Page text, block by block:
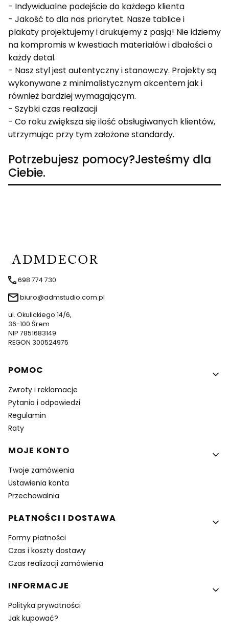
- Indywidualne podejście do każdego klienta
- Jakość to dla nas priorytet. Nasze tablice i
plakaty projektujemy i drukujemy z pasją! Nie idziemy
na kompromis w kwestiach materiałów i dbałości o
każdy detal.
- Nasz styl jest autentyczny i stanowczy. Projekty są
wykonywane z minimalistycznym akcentem jak i
również bardziej wymagającym.
- Szybki czas realizacji
- Co roku zwiększa się ilość obsługiwanych klientów,
utrzymując przy tym założone standardy.
Potrzebujesz pomocy?Jesteśmy dla
Ciebie.
698 774 730
biuro@admstudio.com.pl
ul. Okulickiego 14/6,
36-100 Śrem
NIP 7851683149
REGON 300524975
Linki w stopce
POMOC
Zwroty i reklamacje
Pytania i odpowiedzi
Regulamin
Raty
MOJE KONTO
Twoje zamówienia
Ustawienia konta
Przechowalnia
PŁATNOŚCI I DOSTAWA
Formy płatności
Czas i koszty dostawy
Czas realizacji zamówienia
INFORMACJE
Polityka prywatności
Jak kupować?